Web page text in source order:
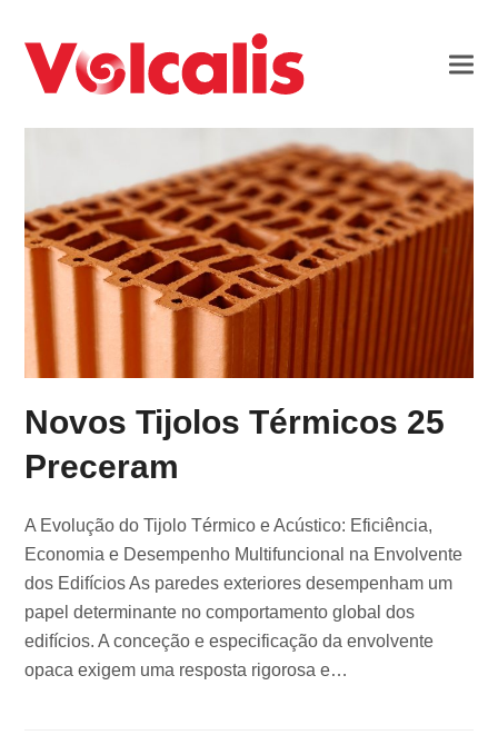
Novos Tijolos Térmicos 25
Preceram
A Evolução do Tijolo Térmico e Acústico: Eficiência,
Economia e Desempenho Multifuncional na Envolvente
dos Edifícios As paredes exteriores desempenham um
papel determinante no comportamento global dos
edifícios. A conceção e especificação da envolvente
opaca exigem uma resposta rigorosa e…